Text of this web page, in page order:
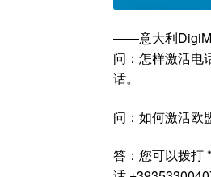
——意大利
问：怎样激活电
话。
问：如何激活欧
答：您可以拨打